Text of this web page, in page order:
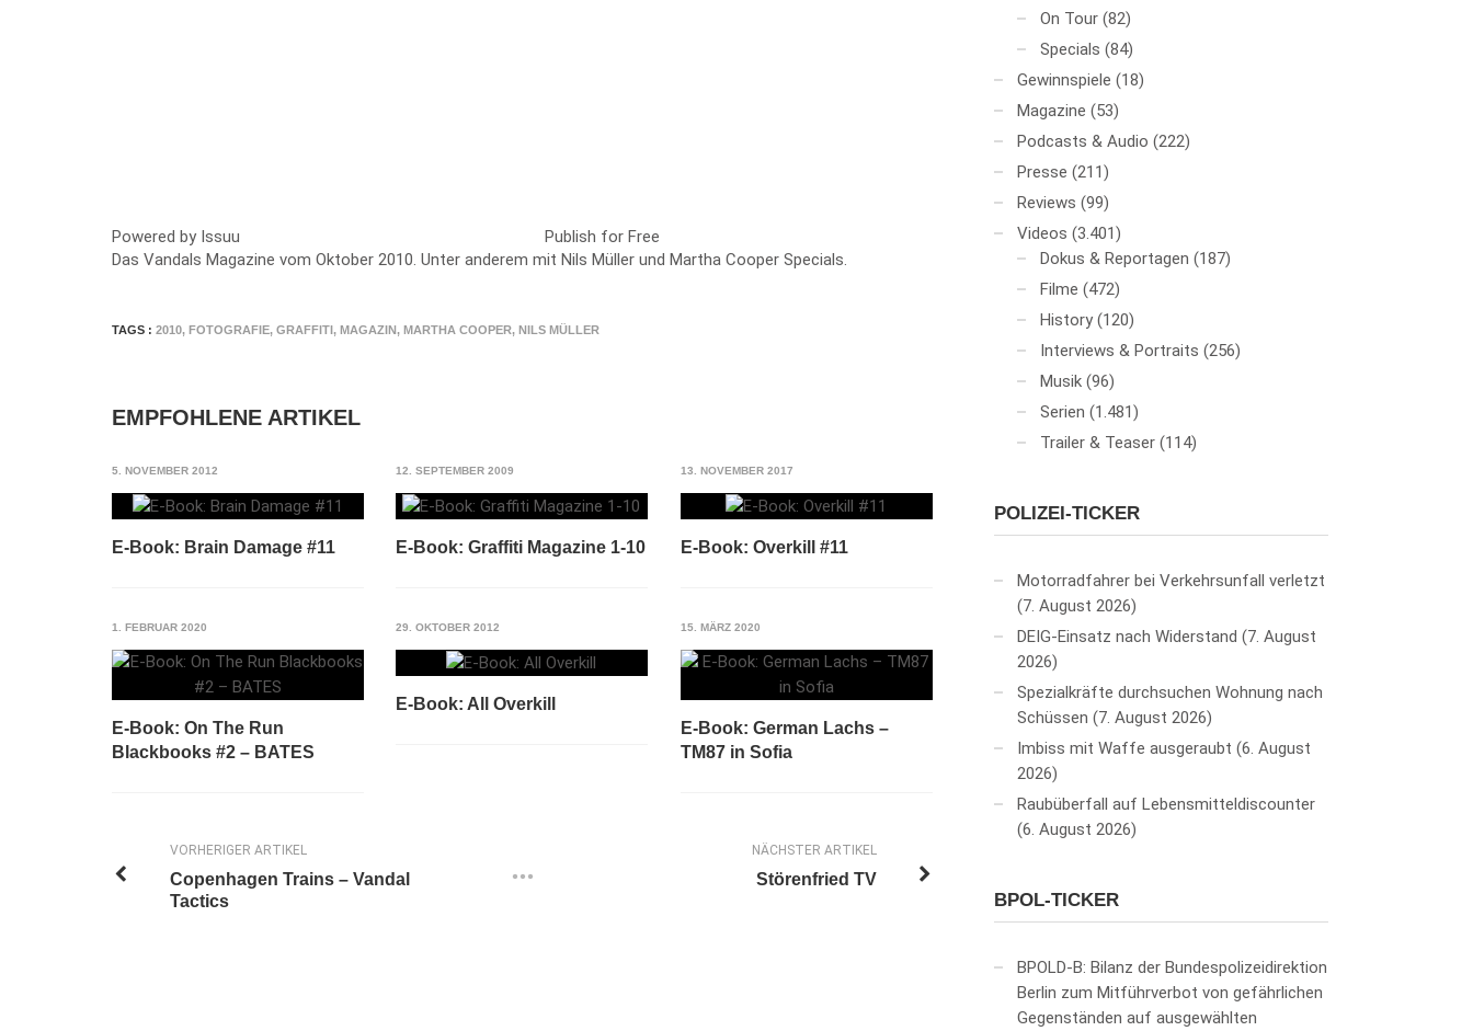
Powered by Issuu
Publish for Free
Das Vandals Magazine vom Oktober 2010. Unter anderem mit Nils Müller und Martha Cooper Specials.
TAGS : 2010, FOTOGRAFIE, GRAFFITI, MAGAZIN, MARTHA COOPER, NILS MÜLLER
EMPFOHLENE ARTIKEL
5. NOVEMBER 2012
E-Book: Brain Damage #11
12. SEPTEMBER 2009
E-Book: Graffiti Magazine 1-10
13. NOVEMBER 2017
E-Book: Overkill #11
1. FEBRUAR 2020
E-Book: On The Run
Blackbooks #2 – BATES
29. OKTOBER 2012
E-Book: All Overkill
15. MÄRZ 2020
E-Book: German Lachs –
TM87 in Sofia
NÄCHSTER ARTIKEL
Störenfried TV
VORHERIGER ARTIKEL
Copenhagen Trains – Vandal
Tactics
On Tour (82)
Specials (84)
Gewinnspiele (18)
Magazine (53)
Podcasts & Audio (222)
Presse (211)
Reviews (99)
Videos (3.401)
Dokus & Reportagen (187)
Filme (472)
History (120)
Interviews & Portraits (256)
Musik (96)
Serien (1.481)
Trailer & Teaser (114)
POLIZEI-TICKER
Motorradfahrer bei Verkehrsunfall verletzt
7. August 2026
DEIG-Einsatz nach Widerstand
7. August
2026
Spezialkräfte durchsuchen Wohnung nach
Schüssen
7. August 2026
Imbiss mit Waffe ausgeraubt 6. August
2026
Raubüberfall auf Lebensmitteldiscounter
6. August 2026
BPOL-TICKER
BPOLD-B: Bilanz der Bundespolizeidirektion
Berlin zum Mitführverbot von gefährlichen
Gegenständen auf ausgewählten